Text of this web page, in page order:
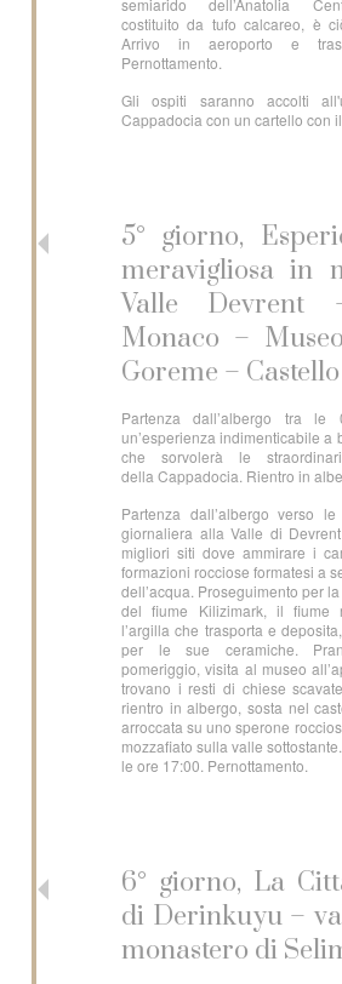
semiarido dell’Anatolia
costituito da tufo calcareo, è
Arrivo in aeroporto e
Pernottamento.
Gli ospiti saranno accolti
Cappadocia con un cartello con
5° giorno,
meravigliosa in
Valle Devrent
Monaco –
Goreme –
Partenza dall’albergo tra
un’esperienza indimenticabile a
che sorvolerà le
della Cappadocia. Rientro in
Partenza dall’albergo verso
giornaliera alla Valle di
migliori siti dove ammirare i
formazioni rocciose formatesi a
dell’acqua. Proseguimento per
del fiume Kilizimark, il fiume
l’argilla che trasporta e
per le sue ceramiche.
pomeriggio, visita al museo
trovano i resti di chiese
rientro in albergo, sosta nel
arroccata su uno sperone
mozzafiato sulla valle
le ore 17:00. Pernottamento.
6° giorno, La
di Derinkuyu –
monastero di